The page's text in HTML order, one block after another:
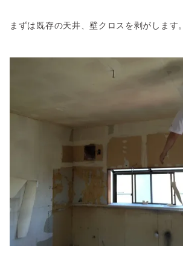
まずは既存の天井、壁クロスを剥がします。